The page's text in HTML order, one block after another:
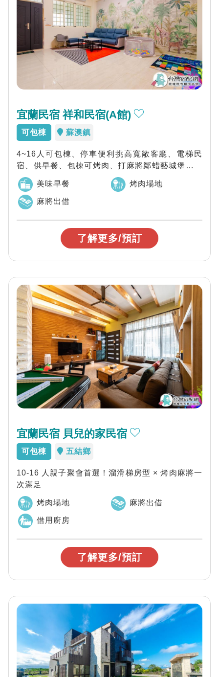
宜蘭民宿 祥和民宿(A館)
可包棟 蘇澳鎮
4~16人可包棟、停車便利挑高寬敞客廳、電梯民
宿、供早餐、包棟可烤肉、打麻將鄰蜡藝城堡、一
米特米食文化館、武荖坑遊樂區、蘇澳冷泉公...
美味早餐 烤肉場地
麻將出借
了解更多/預訂
宜蘭民宿 貝兒的家民宿
可包棟 五結鄉
10-16 人親子聚會首選！溜滑梯房型 × 烤肉麻將一
次滿足
烤肉場地 麻將出借
借用廚房
了解更多/預訂